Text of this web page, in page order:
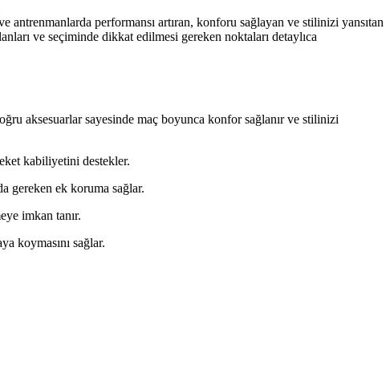
antrenmanlarda performansı artıran, konforu sağlayan ve stilinizi yansıtan
ve seçiminde dikkat edilmesi gereken noktaları detaylıca
aksesuarlar sayesinde maç boyunca konfor sağlanır ve stilinizi
kabiliyetini destekler.
gereken ek koruma sağlar.
imkan tanır.
koymasını sağlar.